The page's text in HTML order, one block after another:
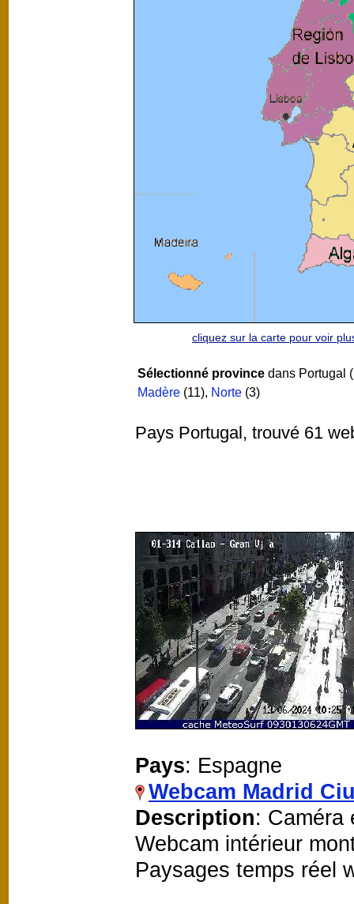
cliquez sur la carte pour voir
Sélectionné province dans Portugal
Madère (11), Norte (3)
Pays Portugal, trouvé 61
Pays: Espagne
Webcam Madrid
Description: Caméra
Webcam intérieur
Paysages temps réel